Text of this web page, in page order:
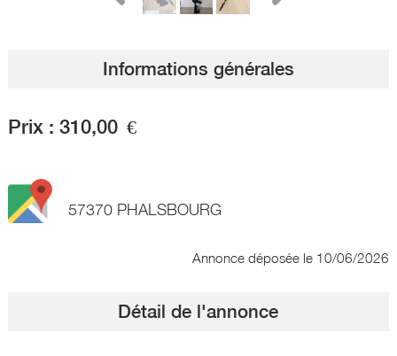
Informations générales
Prix : 310,00 €
57370 PHALSBOURG
Annonce déposée le 10/06/2026
Détail de l'annonce